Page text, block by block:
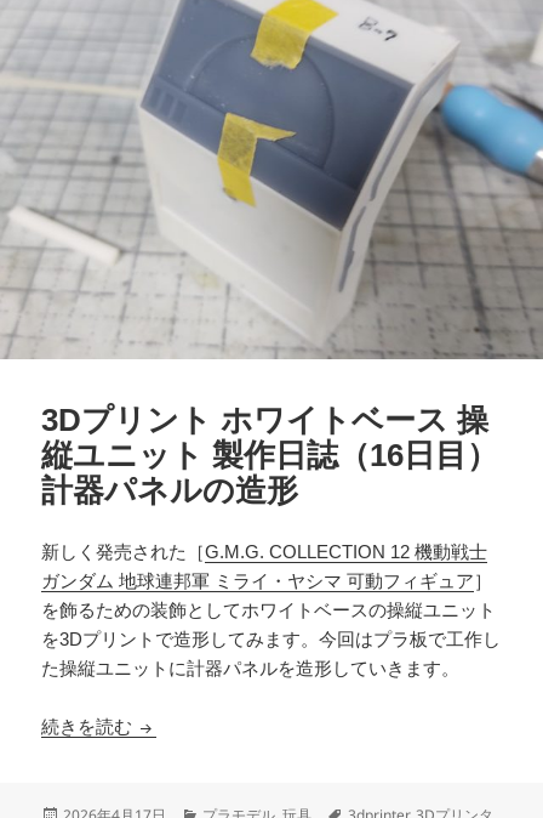
3Dプリント ホワイトベース 操
縦ユニット 製作日誌（16日目）
計器パネルの造形
新しく発売された［G.M.G. COLLECTION 12 機動戦士
ガンダム 地球連邦軍 ミライ・ヤシマ 可動フィギュア］
を飾るための装飾としてホワイトベースの操縦ユニット
を3Dプリントで造形してみます。今回はプラ板で工作し
た操縦ユニットに計器パネルを造形していきます。
続きを読む 3Dプリント ホワイトベース 操縦ユニット 製作
投
カ
タ